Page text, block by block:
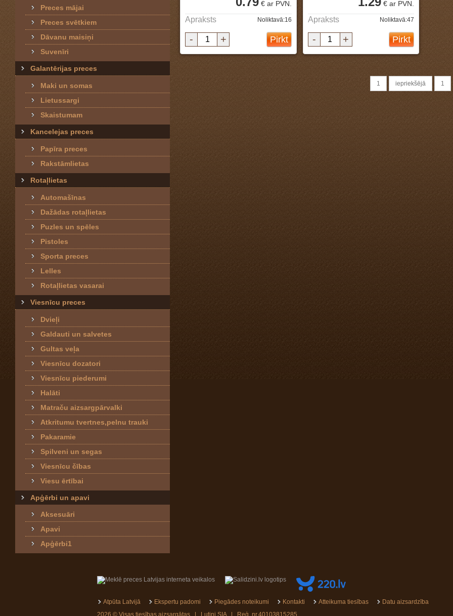
Preces mājai
Preces svētkiem
Dāvanu maisiņi
Suvenīri
Galantērijas preces
Maki un somas
Lietussargi
Skaistumam
Kancelejas preces
Papīra preces
Rakstāmlietas
Rotaļlietas
Automašīnas
Dažādas rotaļlietas
Puzles un spēles
Pistoles
Sporta preces
Lelles
Rotaļlietas vasarai
Viesnīcu preces
Dvieļi
Galdauti un salvetes
Gultas veļa
Viesnīcu dozatori
Viesnīcu piederumi
Halāti
Matraču aizsargpārvalki
Atkritumu tvertnes,pelnu trauki
Pakaramie
Spilveni un segas
Viesnīcu čības
Viesu ērtībai
Apģērbi un apavi
Aksesuāri
Apavi
Apģērbi1
€ ar PVN.
Apraksts Noliktavā:16
- + Pirkt
€ ar PVN.
Apraksts Noliktavā:47
- + Pirkt
1 iepriekšējā 1
Atpūta Latvijā Ekspertu padomi Piegādes noteikumi Kontakti Atteikuma tiesības
Datu aizsardzība
2026 © Visas tiesības aizsargātas | Lutini SIA | Reģ. nr.40103815285